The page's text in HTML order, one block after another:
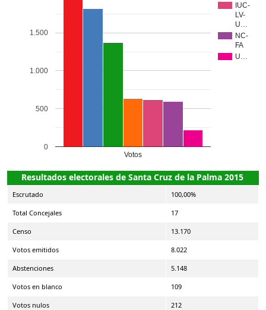
IUC-
LV-
U…
NC-
FA
U…
Votos
0
500
1.000
1.500
Resultados electorales de Santa Cruz de la Palma 2015
Escrutado 100,00%
Total Concejales 17
Censo 13.170
Votos emitidos 8.022
Abstenciones 5.148
Votos en blanco 109
Votos nulos 212